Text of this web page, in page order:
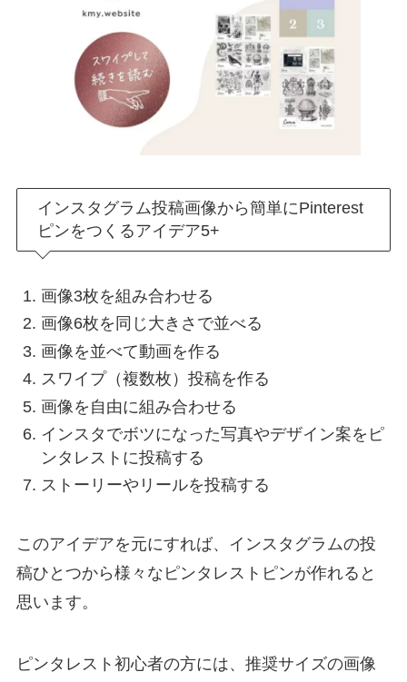
インスタグラム投稿画像から簡単にPinterest
ピンをつくるアイデア5+
画像3枚を組み合わせる
画像6枚を同じ大きさで並べる
画像を並べて動画を作る
スワイプ（複数枚）投稿を作る
画像を自由に組み合わせる
インスタでボツになった写真やデザイン案をピ
ンタレストに投稿する
ストーリーやリールを投稿する
このアイデアを元にすれば、インスタグラムの投
稿ひとつから様々なピンタレストピンが作れると
思います。
ピンタレスト初心者の方には、推奨サイズの画像